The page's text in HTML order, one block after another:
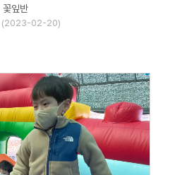
꽃잎반
(2023-02-20)